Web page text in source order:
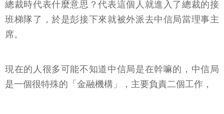
總裁時代表什麼意思？代表這個人就進入了總裁的接
班梯隊了，於是彭接下來就被外派去中信局當理事主
席。
現在的人很多可能不知道中信局是在幹嘛的，中信局
是一個很特殊的「金融機構」，主要負責二個工作，